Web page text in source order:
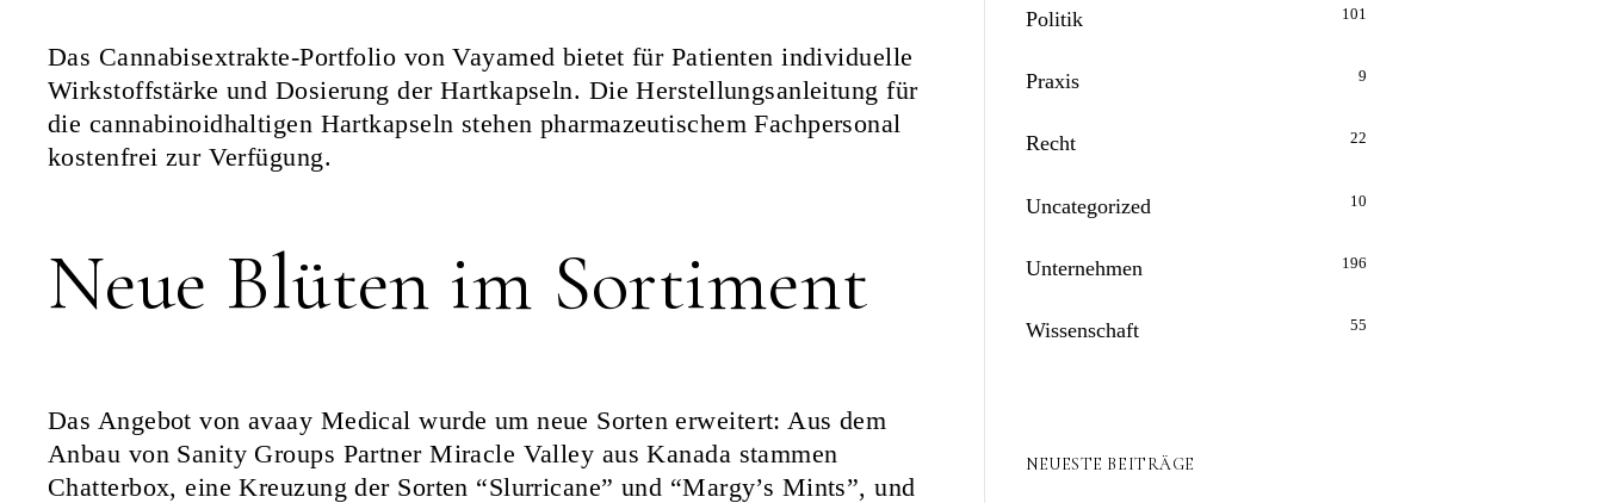
Das Cannabisextrakte-Portfolio von Vayamed bietet für Patienten individuelle
Wirkstoffstärke und Dosierung der Hartkapseln. Die Herstellungsanleitung für
die cannabinoidhaltigen Hartkapseln stehen pharmazeutischem Fachpersonal
kostenfrei zur Verfügung.
Neue Blüten im Sortiment
Das Angebot von avaay Medical wurde um neue Sorten erweitert: Aus dem
Anbau von Sanity Groups Partner Miracle Valley aus Kanada stammen
Chatterbox, eine Kreuzung der Sorten “Slurricane” und “Margy’s Mints”, und
Politik 101
Praxis 9
Recht 22
Uncategorized 10
Unternehmen 196
Wissenschaft 55
NEUESTE BEITRÄGE